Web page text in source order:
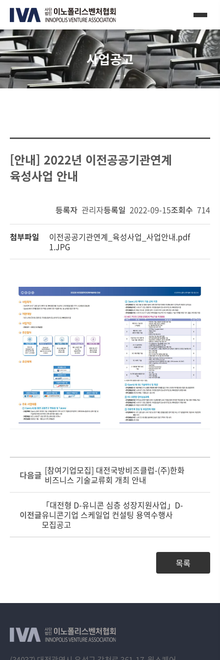
사업공고
[안내] 2022년 이전공공기관연계
육성사업 안내
등록자 관리자등록일 2022-09-15조회수 714
첨부파일
이전공공기관연계_육성사업_사업안내.pdf
1.JPG
다음글 [참여기업모집] 대전국방비즈클럽-(주)한화
비즈니스 기술교류회 개최 안내
이전글
「대전형 D-유니콘 심층 성장지원사업」D-
유니콘기업 스케일업 컨설팅 용역수행사
모집공고
목록